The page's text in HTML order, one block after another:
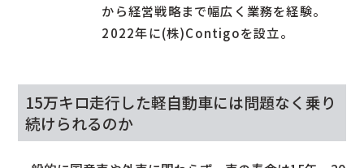
から経営戦略まで幅広く業務を経験。
2022年に(株)Contigoを設立。
15万キロ走行した軽自動車には問題なく乗り
続けられるのか